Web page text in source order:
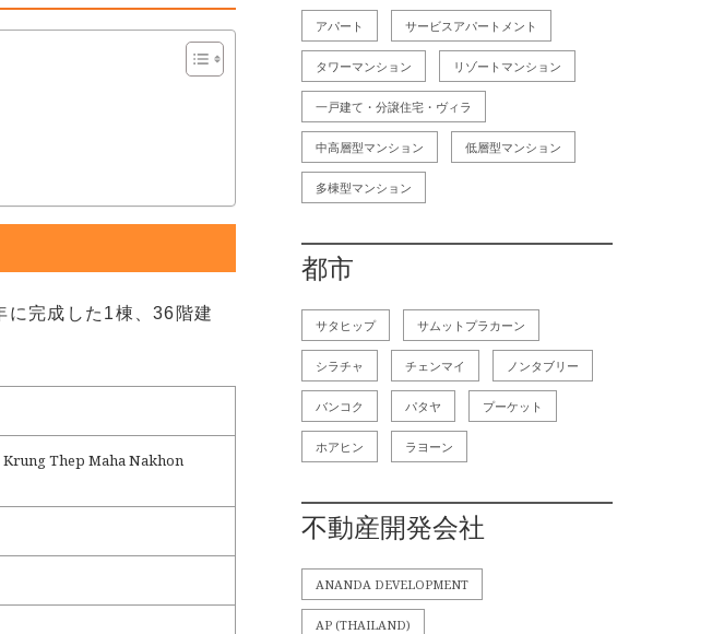
に完成した1棟、36階建
Krung Thep Maha Nakhon
アパート サービスアパートメント
タワーマンション リゾートマンション
一戸建て・分譲住宅・ヴィラ
中高層型マンション 低層型マンション
多棟型マンション
都市
サタヒップ サムットプラカーン
シラチャ チェンマイ ノンタブリー
バンコク パタヤ プーケット
ホアヒン ラヨーン
不動産開発会社
ANANDA DEVELOPMENT
AP (THAILAND)